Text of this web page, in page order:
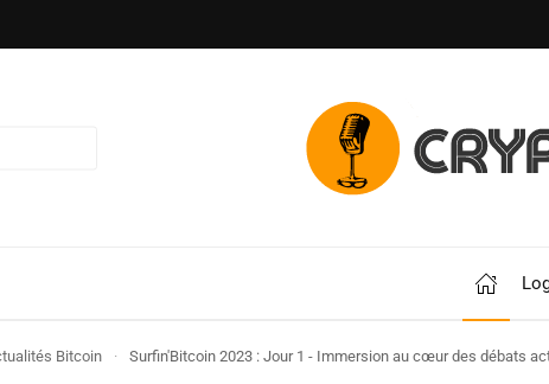
Bitcoin Surfin'Bitcoin 2023 : Jour 1 - Immersion au cœur des débats